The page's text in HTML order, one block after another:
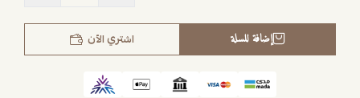
إضافة للسلة اشتري الآن